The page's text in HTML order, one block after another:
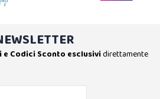
Codici Sconto esclusividirettamente